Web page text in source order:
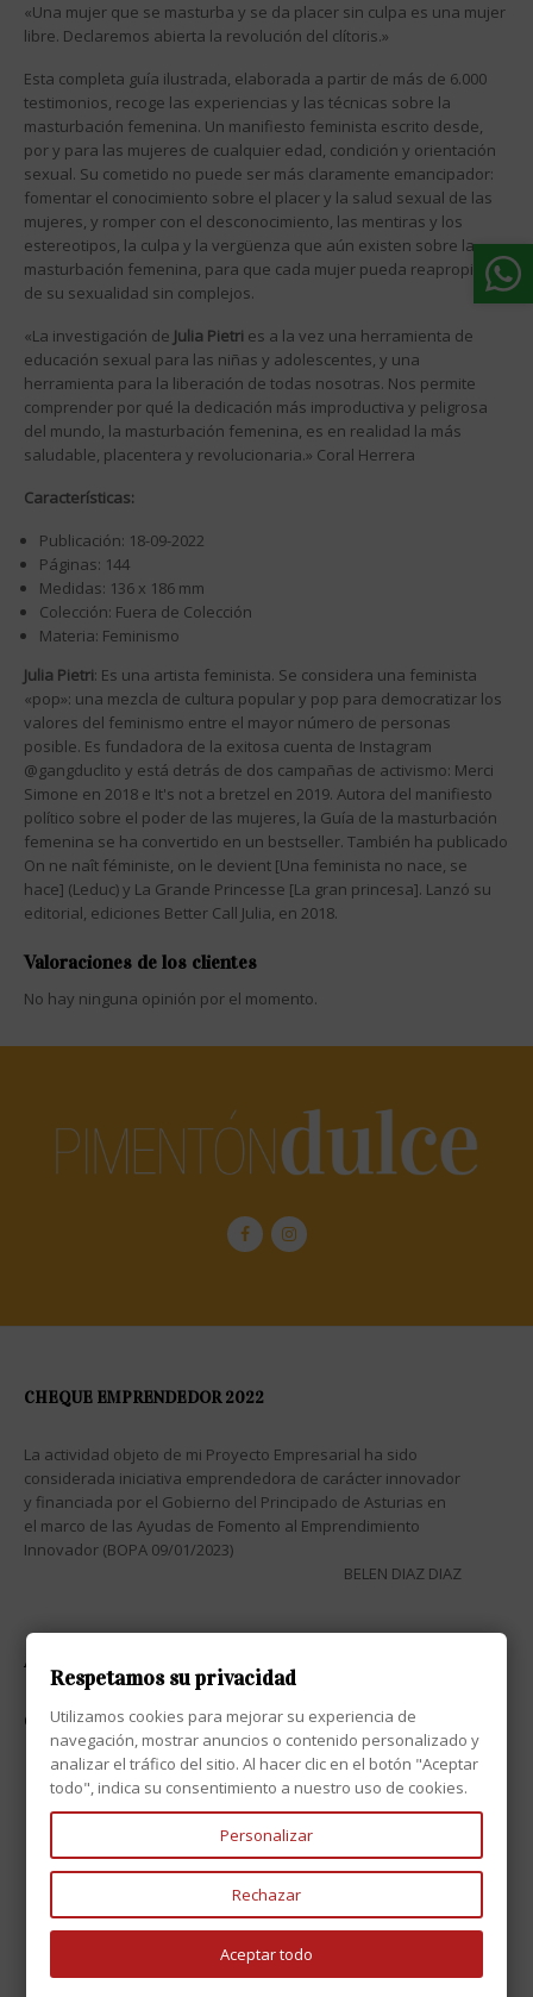
«Una mujer que se masturba y se da placer sin culpa es una mujer
libre. Declaremos abierta la revolución del clítoris.»
Esta completa guía ilustrada, elaborada a partir de más de 6.000
testimonios, recoge las experiencias y las técnicas sobre la
masturbación femenina. Un manifiesto feminista escrito desde,
por y para las mujeres de cualquier edad, condición y orientación
sexual. Su cometido no puede ser más claramente emancipador:
fomentar el conocimiento sobre el placer y la salud sexual de las
mujeres, y romper con el desconocimiento, las mentiras y los
estereotipos, la culpa y la vergüenza que aún existen sobre la
masturbación femenina, para que cada mujer pueda reapropiarse
de su sexualidad sin complejos.
«La investigación de Julia Pietri es a la vez una herramienta de
educación sexual para las niñas y adolescentes, y una
herramienta para la liberación de todas nosotras. Nos permite
comprender por qué la dedicación más improductiva y peligrosa
del mundo, la masturbación femenina, es en realidad la más
saludable, placentera y revolucionaria.» Coral Herrera
Características:
Publicación: 18-09-2022
Páginas: 144
Medidas: 136 x 186 mm
Colección: Fuera de Colección
Materia: Feminismo
Julia Pietri: Es una artista feminista. Se considera una feminista
«pop»: una mezcla de cultura popular y pop para democratizar los
valores del feminismo entre el mayor número de personas
posible. Es fundadora de la exitosa cuenta de Instagram
@gangduclito y está detrás de dos campañas de activismo: Merci
Simone en 2018 e It's not a bretzel en 2019. Autora del manifiesto
político sobre el poder de las mujeres, la Guía de la masturbación
femenina se ha convertido en un bestseller. También ha publicado
On ne naît féministe, on le devient [Una feminista no nace, se
hace] (Leduc) y La Grande Princesse [La gran princesa]. Lanzó su
editorial, ediciones Better Call Julia, en 2018.
Valoraciones de los clientes
No hay ninguna opinión por el momento.
CHEQUE EMPRENDEDOR 2022
La actividad objeto de mi Proyecto Empresarial ha sido
considerada iniciativa emprendedora de carácter innovador
y financiada por el Gobierno del Principado de Asturias en
el marco de las Ayudas de Fomento al Emprendimiento
Innovador (BOPA 09/01/2023)
BELEN DIAZ DIAZ
ATENCIÓN AL CLIENTE
CONTACTO
Respetamos su privacidad
Utilizamos cookies para mejorar su experiencia de
navegación, mostrar anuncios o contenido personalizado y
analizar el tráfico del sitio. Al hacer clic en el botón "Aceptar
todo", indica su consentimiento a nuestro uso de cookies.
Personalizar
Rechazar
Aceptar todo